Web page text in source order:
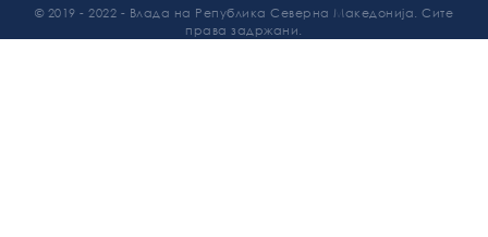
© 2019 - 2022 - Влада на Република Северна Македонија. Сите
права задржани.